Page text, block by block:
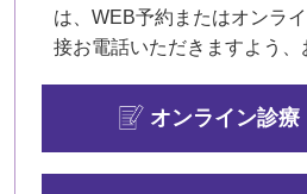
は、WEB予約またはオンライ
接お電話いただきますよう、
オンライン診